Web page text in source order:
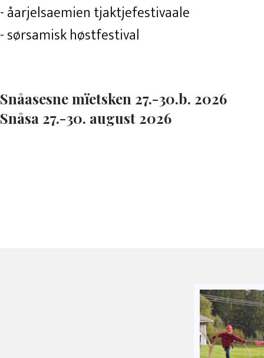
- åarjelsaemien tjaktjefestivaale
- sørsamisk høstfestival
Snåasesne mïetsken 27.-30.b. 2026
Snåsa 27.-30. august 2026